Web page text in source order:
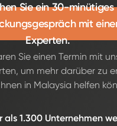
Sie ein 30-minütiges
mit
Experten.
Sie einen Termin mit
um mehr darüber zu
in Malaysia helfen
als 1.300 Unternehmen